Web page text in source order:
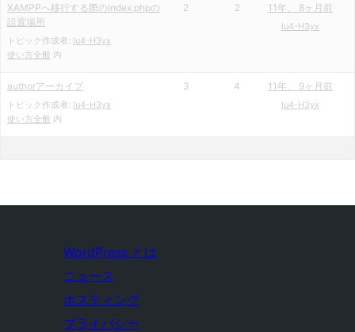
XAMPPへ移行する際のindex.phpの
設置場所
トピック作成者: lu4-H3yx
使い方全般 内
2 2 11年、 8ヶ月前
lu4-H3yx
authorアーカイブ
トピック作成者: lu4-H3yx
使い方全般 内
3 4 11年、 9ヶ月前
lu4-H3yx
WordPress とは
ニュース
ホスティング
プライバシー